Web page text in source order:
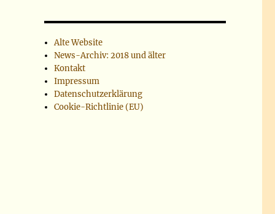
Alte Website
News-Archiv: 2018 und älter
Kontakt
Impressum
Datenschutzerklärung
Cookie-Richtlinie (EU)